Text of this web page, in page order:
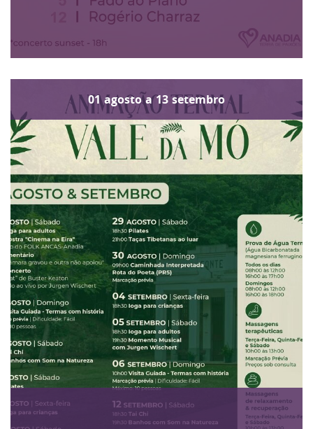
01 agosto a 13 setembro